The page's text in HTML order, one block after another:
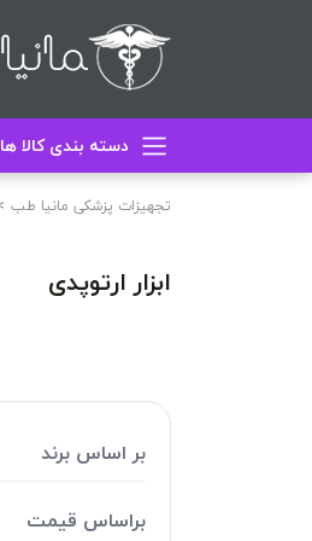
دسته بندی کالا ها
تجهیزات پزشکی مانیا طب
ابزار ارتوپدی
بر اساس برند
براساس قیمت